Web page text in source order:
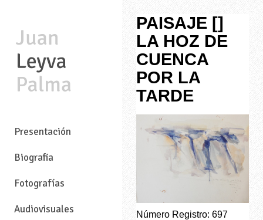
Presentación
Biografia
Fotografías
Audiovisuales
PAISAJE []
LA HOZ DE
CUENCA
POR LA
TARDE
Número Registro: 697